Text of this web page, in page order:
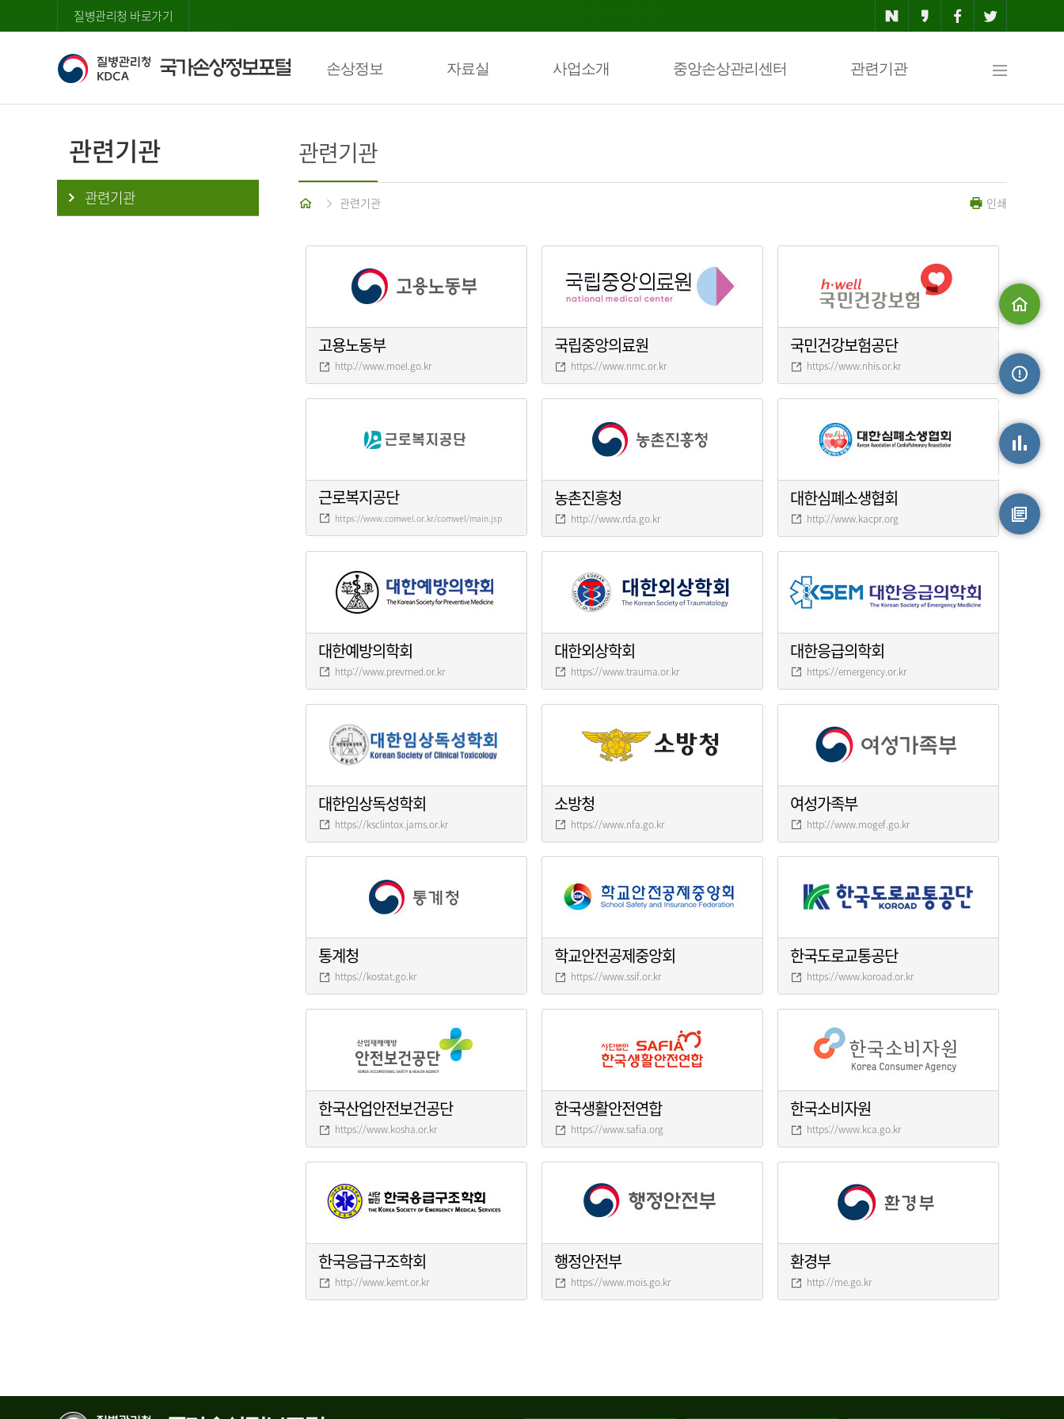
질병관리청 바로가기
손상정보 자료실 사업소개 중앙손상관리센터 관련기관
맵
관련기관
관련기관
관련기관
홈 관련기관 인쇄
고용노동부
http://www.moel.go.kr
국립중앙의료원
https://www.nmc.or.kr
국민건강보험공단
https://www.nhis.or.kr
근로복지공단
https://www.comwel.or.kr/comwel/main.jsp
농촌진흥청
http://www.rda.go.kr
대한심폐소생협회
http://www.kacpr.org
대한예방의학회
http://www.prevmed.or.kr
대한외상학회
https://www.trauma.or.kr
대한응급의학회
https://emergency.or.kr
대한임상독성학회
https://ksclintox.jams.or.kr
소방청
https://www.nfa.go.kr
여성가족부
http://www.mogef.go.kr
통계청
https://kostat.go.kr
학교안전공제중앙회
https://www.ssif.or.kr
한국도로교통공단
https://www.koroad.or.kr
한국산업안전보건공단
https://www.kosha.or.kr
한국생활안전연합
https://www.safia.org
한국소비자원
https://www.kca.go.kr
한국응급구조학회
http://www.kemt.or.kr
행정안전부
https://www.mois.go.kr
환경부
http://me.go.kr